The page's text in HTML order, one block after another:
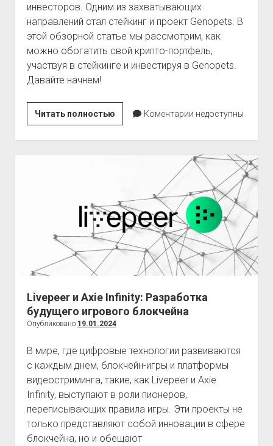
инвесторов. Одним из захватывающих
направлений стал стейкинг и проект Genopets. В
этой обзорной статье мы рассмотрим, как
можно обогатить свой крипто-портфель,
участвуя в стейкинге и инвестируя в Genopets.
Давайте начнем!
Читать полностьюGenopets
и
стейкинг:
Как
крипто-
зоопарк
Коментарии недоступны
Livepeer и Axie Infinity: Разработка
будущего игрового блокчейна
Опубликовано 19.01.2024
В мире, где цифровые технологии развиваются
с каждым днем, блокчейн-игры и платформы
видеостриминга, такие, как Livepeer и Axie
Infinity, выступают в роли пионеров,
переписывающих правила игры. Эти проекты не
только представляют собой инновации в сфере
блокчейна, но и обещают